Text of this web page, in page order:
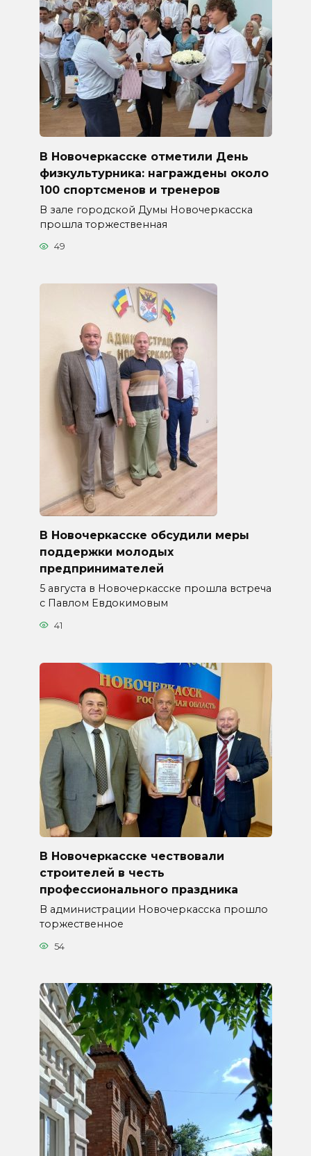
В Новочеркасске отметили День
физкультурника: награждены около
100 спортсменов и тренеров
В зале городской Думы Новочеркасска
прошла торжественная
49
В Новочеркасске обсудили меры
поддержки молодых
предпринимателей
5 августа в Новочеркасске прошла встреча
с Павлом Евдокимовым
41
В Новочеркасске чествовали
строителей в честь
профессионального праздника
В администрации Новочеркасска прошло
торжественное
54